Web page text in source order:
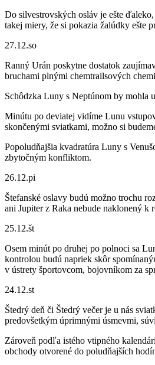
Do silvestrovských osláv je ešte
takej miery, že si pokazia žalúdky ešte
27.12.so
Ranný Urán poskytne dostatok
bruchami plnými chemtrailsových
Schôdzka Luny s Neptúnom by mohla
Minútu po deviatej vidíme Lunu
skončenými sviatkami, možno si
Popoludňajšia kvadratúra Luny s
zbytočným konfliktom.
26.12.pi
Štefanské oslavy budú možno trochu
ani Jupiter z Raka nebude naklonený k
25.12.št
Osem minút po druhej po polnoci sa
kontrolou budú napriek skôr
v ústrety športovcom, bojovníkom za
24.12.st
Štedrý deň či Štedrý večer je u nás
predovšetkým úprimnými úsmevmi,
Zároveň podľa istého vtipného
obchody otvorené do poludňajších